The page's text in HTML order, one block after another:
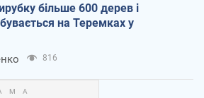
більше 600 дерев і
на Теремках у
816